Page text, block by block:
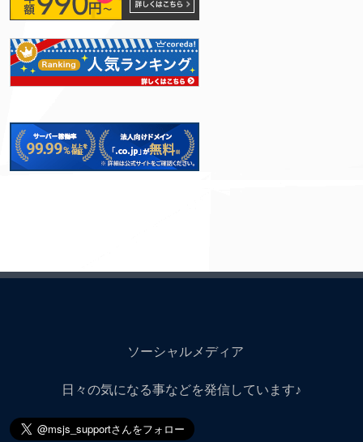
ソーシャルメディア
日々の気になる事などを発信しています♪